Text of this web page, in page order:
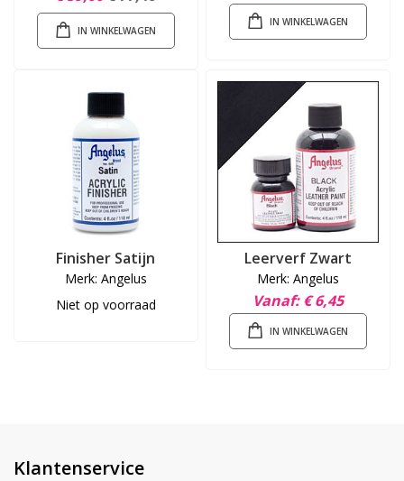
IN WINKELWAGEN
IN WINKELWAGEN
Finisher Satijn
Merk: Angelus
Niet op voorraad
Leerverf Zwart
Merk: Angelus
Vanaf € 6,45
IN WINKELWAGEN
Klantenservice